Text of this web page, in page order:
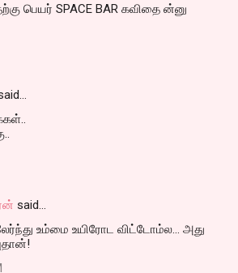
பெயர் SPACE BAR கவிதை ன்னு
said…
உம்மை உயிரோட விட்டோம்ல... அது